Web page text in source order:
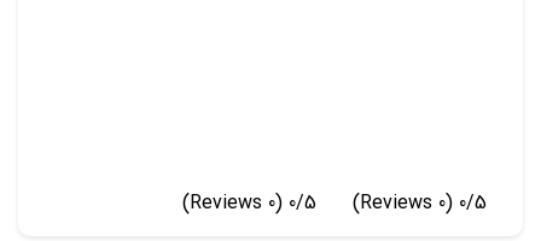
0/5
(0 Reviews)
0/5
(0 Reviews)